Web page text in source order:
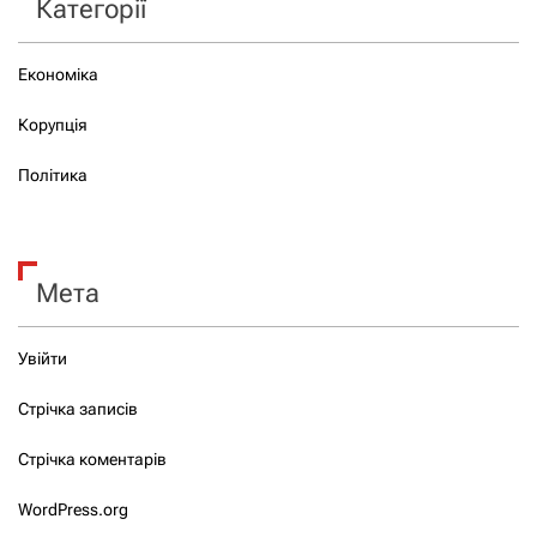
Категорії
Економіка
Корупція
Політика
Мета
Увійти
Стрічка записів
Стрічка коментарів
WordPress.org